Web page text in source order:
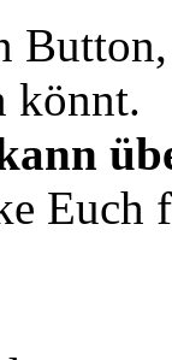
könnt.
Euch